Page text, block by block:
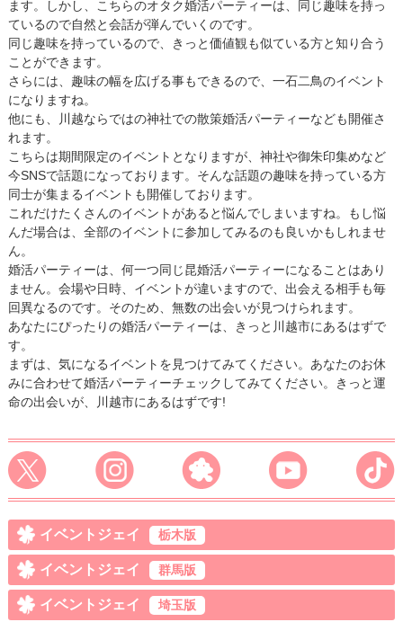
ます。しかし、こちらのオタク婚活パーティーは、同じ趣味を持っ
ているので自然と会話が弾んでいくのです。
同じ趣味を持っているので、きっと価値観も似ている方と知り合う
ことができます。
さらには、趣味の幅を広げる事もできるので、一石二鳥のイベント
になりますね。
他にも、川越ならではの神社での散策婚活パーティーなども開催さ
れます。
こちらは期間限定のイベントとなりますが、神社や御朱印集めなど
今SNSで話題になっております。そんな話題の趣味を持っている方
同士が集まるイベントも開催しております。
これだけたくさんのイベントがあると悩んでしまいますね。もし悩
んだ場合は、全部のイベントに参加してみるのも良いかもしれませ
ん。
婚活パーティーは、何一つ同じ昆婚活パーティーになることはあり
ません。会場や日時、イベントが違いますので、出会える相手も毎
回異なるのです。そのため、無数の出会いが見つけられます。
あなたにぴったりの婚活パーティーは、きっと川越市にあるはずで
す。
まずは、気になるイベントを見つけてみてください。あなたのお休
みに合わせて婚活パーティーチェックしてみてください。きっと運
命の出会いが、川越市にあるはずです!
イベントジェイ 栃木版
イベントジェイ 群馬版
イベントジェイ 埼玉版